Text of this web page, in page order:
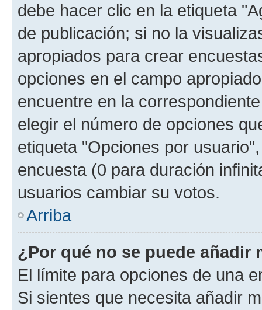
debe hacer clic en la etiqueta
de publicación; si no la
apropiados para crear
opciones en el campo
encuentre en la
elegir el número de opciones
etiqueta "Opciones por
encuesta (0 para duración
usuarios cambiar su votos.
Arriba
¿Por qué no se puede añadir
El límite para opciones de una
Si sientes que necesita añadir